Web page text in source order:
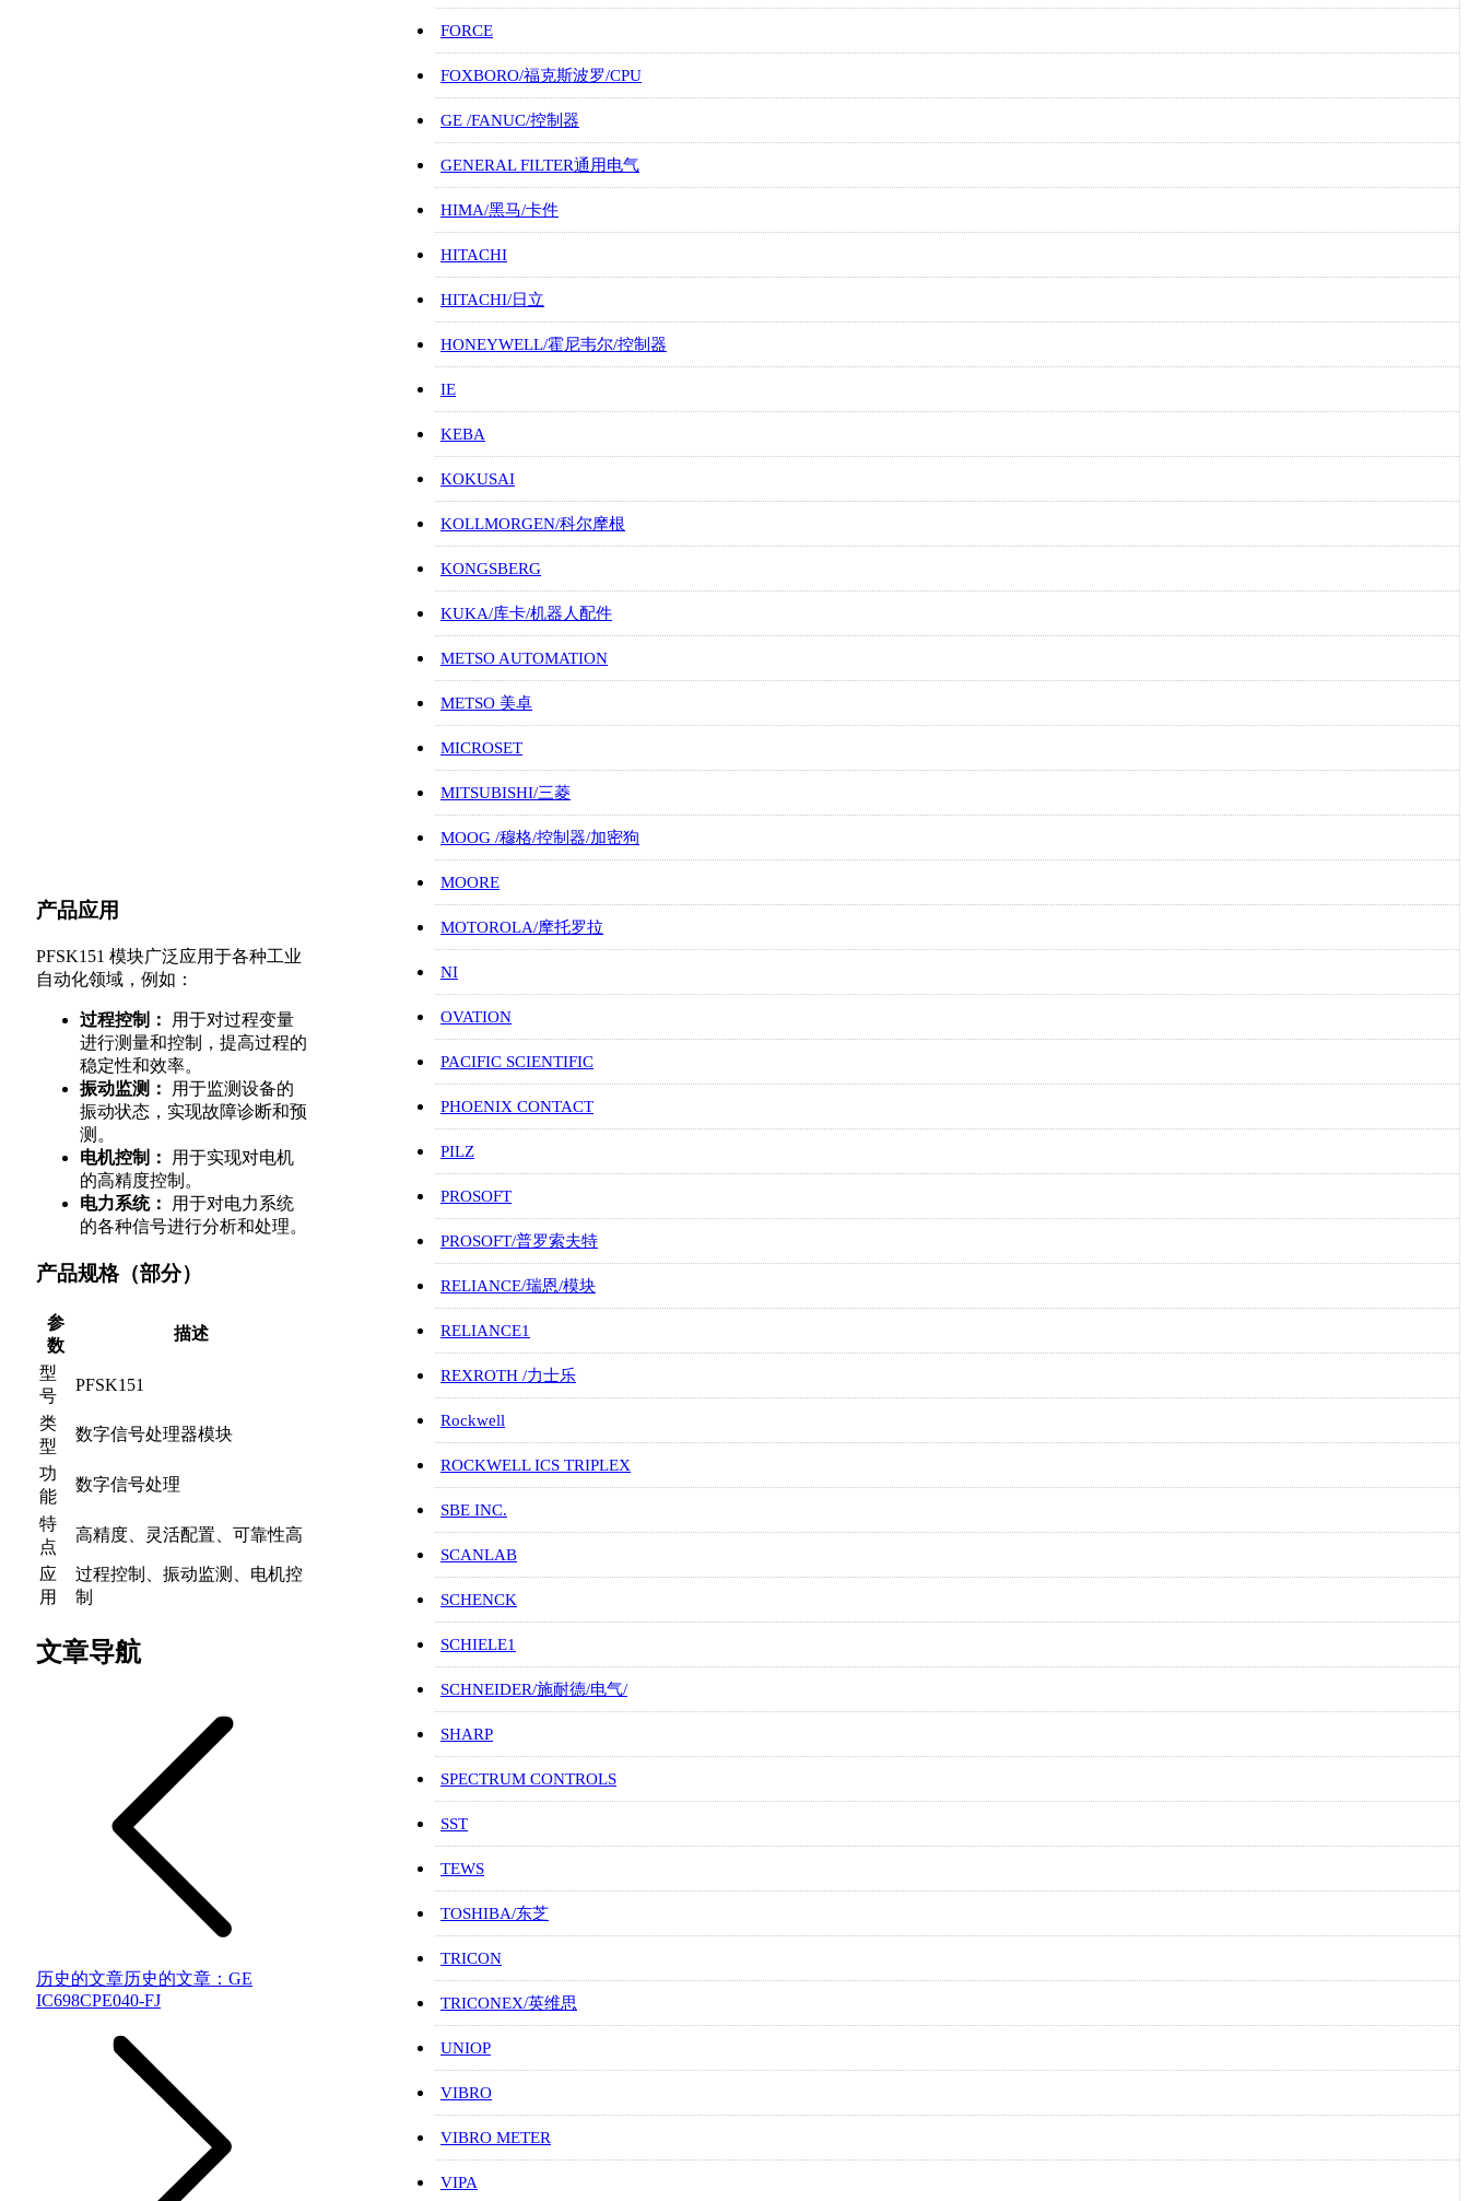
产品应用
PFSK151 模块广泛应用于各种工业
自动化领域，例如：
过程控制：
用于对过程变量
进行测量和控制，提高过程的
稳定性和效率。
振动监测：
用于监测设备的
振动状态，实现故障诊断和预
测。
电机控制：
用于实现对电机
的高精度控制。
电力系统：
用于对电力系统
的各种信号进行分析和处理。
产品规格（部分）
参
数
描述
型
号
PFSK151
类
型
数字信号处理器模块
功
能
数字信号处理
特
点
高精度、灵活配置、可靠性高
应
用
过程控制、振动监测、电机控
制
文章导航
历史的文章历史的文章： GE
IC698CPE040-FJ
FORCE
FOXBORO/福克斯波罗/CPU
GE /FANUC/控制器
GENERAL FILTER通用电气
HIMA/黑马/卡件
HITACHI
HITACHI/日立
HONEYWELL/霍尼韦尔/控制器
IE
KEBA
KOKUSAI
KOLLMORGEN/科尔摩根
KONGSBERG
KUKA/库卡/机器人配件
METSO AUTOMATION
METSO 美卓
MICROSET
MITSUBISHI/三菱
MOOG /穆格/控制器/加密狗
MOORE
MOTOROLA/摩托罗拉
NI
OVATION
PACIFIC SCIENTIFIC
PHOENIX CONTACT
PILZ
PROSOFT
PROSOFT/普罗索夫特
RELIANCE/瑞恩/模块
RELIANCE1
REXROTH /力士乐
Rockwell
ROCKWELL ICS TRIPLEX
SBE INC.
SCANLAB
SCHENCK
SCHIELE1
SCHNEIDER/施耐德/电气/
SHARP
SPECTRUM CONTROLS
SST
TEWS
TOSHIBA/东芝
TRICON
TRICONEX/英维思
UNIOP
VIBRO
VIBRO METER
VIPA